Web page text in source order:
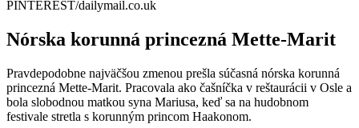
PINTEREST/dailymail.co.uk
Nórska korunná princezná Mette-Marit
Pravdepodobne najväčšou zmenou prešla súčasná nórska korunná
princezná Mette-Marit. Pracovala ako čašníčka v reštaurácii v Osle a
bola slobodnou matkou syna Mariusa, keď sa na hudobnom
festivale stretla s korunným princom Haakonom.